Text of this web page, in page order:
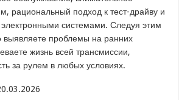
рациональный подход к тест-драйву и
электронными системами. Следуя этим
выявляете проблемы на ранних
жизнь всей трансмиссии,
за рулем в любых условиях.